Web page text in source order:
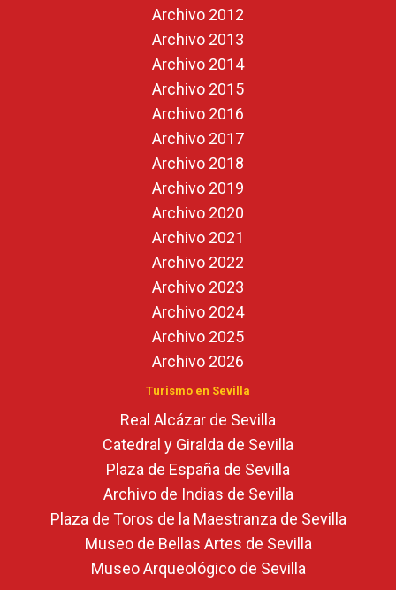
Archivo 2012
Archivo 2013
Archivo 2014
Archivo 2015
Archivo 2016
Archivo 2017
Archivo 2018
Archivo 2019
Archivo 2020
Archivo 2021
Archivo 2022
Archivo 2023
Archivo 2024
Archivo 2025
Archivo 2026
Turismo en Sevilla
Real Alcázar de Sevilla
Catedral y Giralda de Sevilla
Plaza de España de Sevilla
Archivo de Indias de Sevilla
Plaza de Toros de la Maestranza de Sevilla
Museo de Bellas Artes de Sevilla
Museo Arqueológico de Sevilla